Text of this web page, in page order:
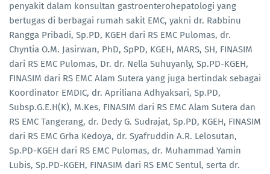
penyakit dalam konsultan gastroenterohepatologi yang
bertugas di berbagai rumah sakit EMC, yakni dr. Rabbinu
Rangga Pribadi, Sp.PD, KGEH dari RS EMC Pulomas, dr.
Chyntia O.M. Jasirwan, PhD, SpPD, KGEH, MARS, SH, FINASIM
dari RS EMC Pulomas, Dr. dr. Nella Suhuyanly, Sp.PD-KGEH,
FINASIM dari RS EMC Alam Sutera yang juga bertindak sebagai
Koordinator EMDIC, dr. Apriliana Adhyaksari, Sp.PD,
Subsp.G.E.H(K), M.Kes, FINASIM dari RS EMC Alam Sutera dan
RS EMC Tangerang, dr. Dedy G. Sudrajat, Sp.PD, KGEH, FINASIM
dari RS EMC Grha Kedoya, dr. Syafruddin A.R. Lelosutan,
Sp.PD-KGEH dari RS EMC Pulomas, dr. Muhammad Yamin
Lubis, Sp.PD-KGEH, FINASIM dari RS EMC Sentul, serta dr.